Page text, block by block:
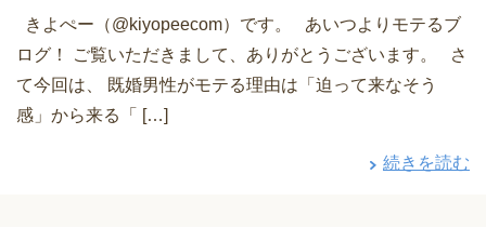
きよぺー（@kiyopeecom）です。 あいつよりモテるブ
ログ！ ご覧いただきまして、ありがとうございます。 さ
て今回は、 既婚男性がモテる理由は「迫って来なそう
感」から来る「 […]
続きを読む